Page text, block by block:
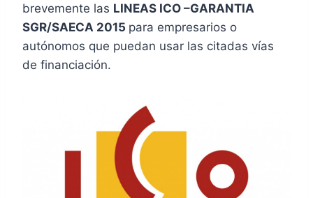
brevemente las LINEAS ICO –GARANTIA
SGR/SAECA 2015 para empresarios o
autónomos que puedan usar las citadas vías
de financiación.